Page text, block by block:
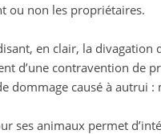
ou non les propriétaires.
en clair, la divagation
d’une contravention de
dommage causé à autrui
ses animaux permet